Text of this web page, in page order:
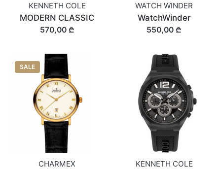
KENNETH COLE
MODERN CLASSIC
570,00 ₾
WATCH WINDER
WatchWinder
550,00 ₾
SALE
CHARMEX KENNETH COLE